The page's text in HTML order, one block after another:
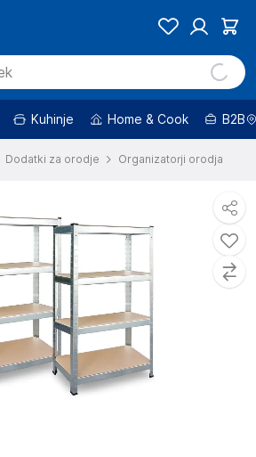
Kuhinje Home & Cook B2B
Dodatki za orodje Organizatorji orodja